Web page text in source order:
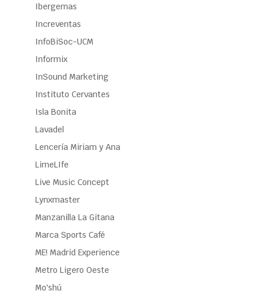
Ibergemas
Increventas
InfoBiSoc-UCM
Informix
InSound Marketing
Instituto Cervantes
Isla Bonita
Lavadel
Lencería Miriam y Ana
LimeLIfe
Live Music Concept
Lynxmaster
Manzanilla La Gitana
Marca Sports Café
ME! Madrid Experience
Metro Ligero Oeste
Mo'shú